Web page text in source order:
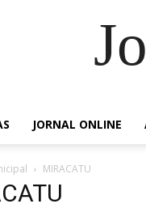
JORNAL ONLINE
MIRACATU